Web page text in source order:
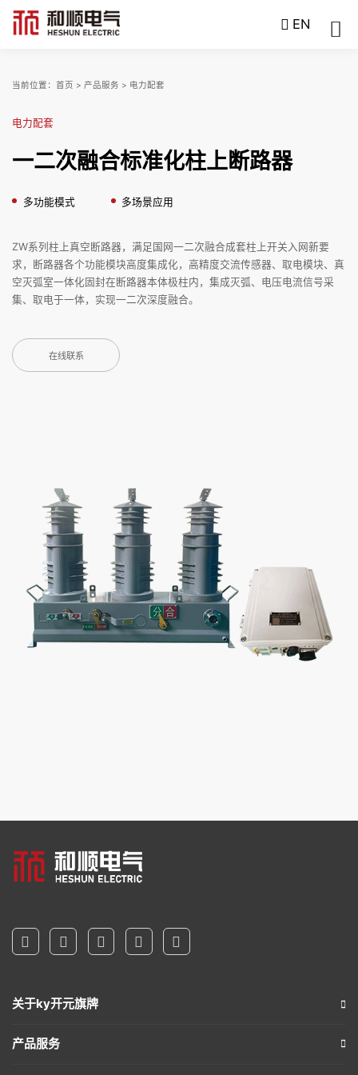
EN
当前位置： 首页 > 产品服务 > 电力配套
电力配套
一二次融合标准化柱上断路器
多功能模式 多场景应用
ZW系列柱上真空断路器，满足国网一二次融合成套柱上开关入网新要
求，断路器各个功能模块高度集成化，高精度交流传感器、取电模块、真
空灭弧室一体化固封在断路器本体极柱内，集成灭弧、电压电流信号采
集、取电于一体，实现一二次深度融合。
在线联系
关于ky开元旗牌
产品服务